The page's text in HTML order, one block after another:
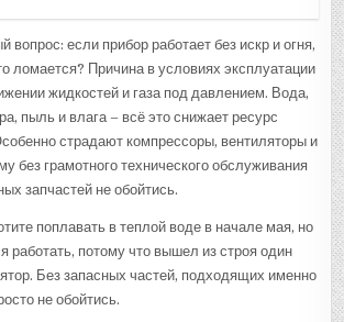
вопрос: если прибор работает без искр и огня,
ломается? Причина в условиях эксплуатации
жидкостей и газа под давлением. Вода,
пыль и влага – всё это снижает ресурс
страдают компрессоры, вентиляторы и
без грамотного технического обслуживания
запчастей не обойтись.
поплавать в теплой воде в начале мая, но
работать, потому что вышел из строя один
Без запасных частей, подходящих именно
не обойтись.